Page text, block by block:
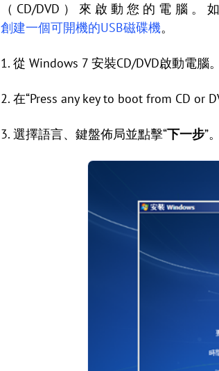
（CD/DVD）來啟動您的電腦
創建一個可開機的USB磁碟機。
1. 從 Windows 7 安裝CD/DVD啟動電腦。
2. 在“Press any key to boot from CD or
3. 選擇語言、鍵盤佈局並點擊“下一步”。